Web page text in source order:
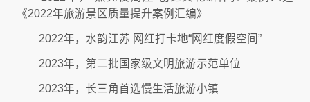
《2022年旅游景区质量提升案例汇编》
2022年，水韵江苏 网红打卡地“网红度假空间”
2023年，第二批国家级文明旅游示范单位
2023年，长三角首选慢生活旅游小镇